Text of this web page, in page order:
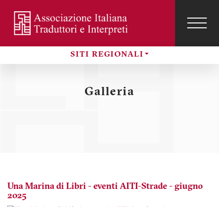
contenuto
principale
Sezioni
SITI REGIONALI
profilo
utente
Galleria
Una Marina di Libri - eventi AITI-Strade - giugno
2025